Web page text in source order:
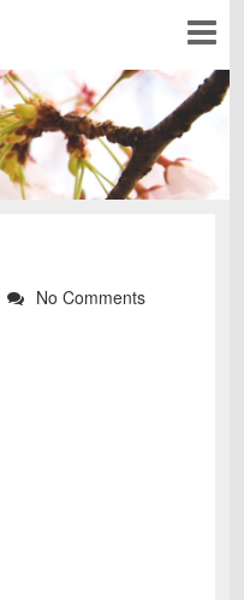
No Comments